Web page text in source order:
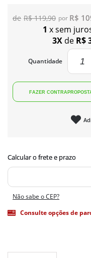
R$ 119,90 R$
1 x sem
3Xde R$
Quantidade
Não sabe o CEP?
Consulte opções de